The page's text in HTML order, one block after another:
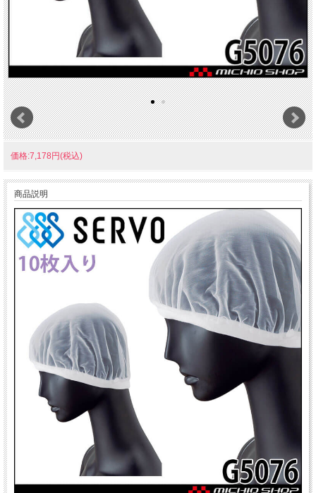
価格:7,178円(税込)
商品説明